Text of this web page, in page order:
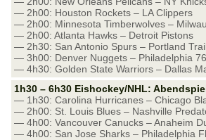
— 2h00: Houston Rockets – LA Clippers
— 2h00: Minnesota Timberwolves –
— 2h00: Atlanta Hawks – Detroit Pistons
— 2h30: San Antonio Spurs – Portland
— 3h00: Denver Nuggets – Philadelphia
— 4h30: Golden State Warriors – Dallas
1h30 – 6h30 Eishockey/NHL:
— 1h30: Carolina Hurricanes – Chicago
— 2h00: St. Louis Blues – Nashville
— 4h00: Vancouver Canucks – Anaheim
— 4h00: San Jose Sharks – Philadelphia